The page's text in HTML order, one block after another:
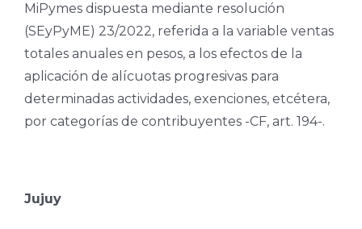
MiPymes dispuesta mediante resolución
(SEyPyME) 23/2022, referida a la variable ventas
totales anuales en pesos, a los efectos de la
aplicación de alícuotas progresivas para
determinadas actividades, exenciones, etcétera,
por categorías de contribuyentes -CF, art. 194-.
Jujuy